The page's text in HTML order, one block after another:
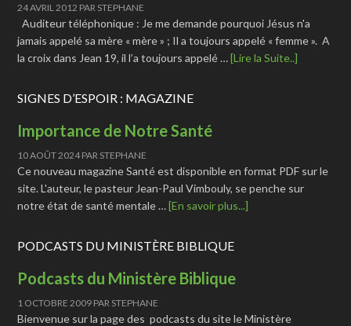
24 AVRIL 2012 PAR STEPHANE
Auditeur téléphonique : Je me demande pourquoi Jésus n'a
jamais appelé sa mère « mère » ; Il a toujours appelé « femme ». A
la croix dans Jean 19, il l’a toujours appelé …[Lire la Suite..]
SIGNES D’ESPOIR : MAGAZINE
Importance de Notre Santé
10 AOÛT 2024PAR STEPHANE
Ce nouveau magazine Santé est disponible en format PDF sur le
site. L'auteur, le pasteur Jean-Paul Vimbouly, se penche sur
notre état de santé mentale …[En savoir plus...]
PODCASTS DU MINISTÈRE BIBLIQUE
Podcasts du Ministère Biblique
1 OCTOBRE 2009 PAR STEPHANE
Bienvenue sur la page des podcasts du site le Ministère